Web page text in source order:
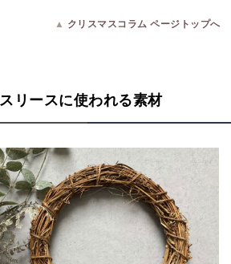
▲ クリスマスコラム ページトップへ
リースに使われる素材